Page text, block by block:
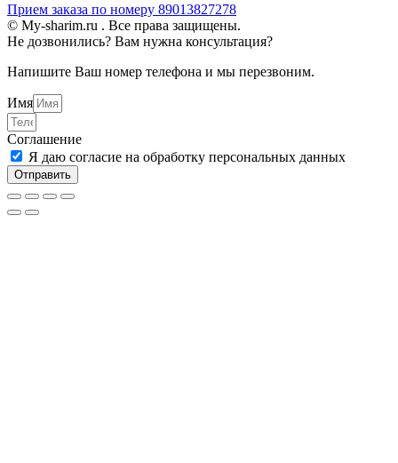
Прием заказа по номеру 89013827278
© My-sharim.ru . Все права защищены.
Не дозвонились? Вам нужна консультация?
Напишите Ваш номер телефона и мы перезвоним.
Имя
Соглашение
Я даю согласие на обработку персональных данных
Отправить